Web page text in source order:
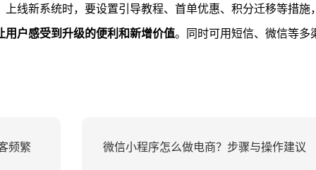
上线新系统时，要设置引导教程、首单优惠、积分迁移等措施
用户感受到升级的便利和新增价值。同时可用短信、微信等多
频繁 微信小程序怎么做电商？步骤与操作建议